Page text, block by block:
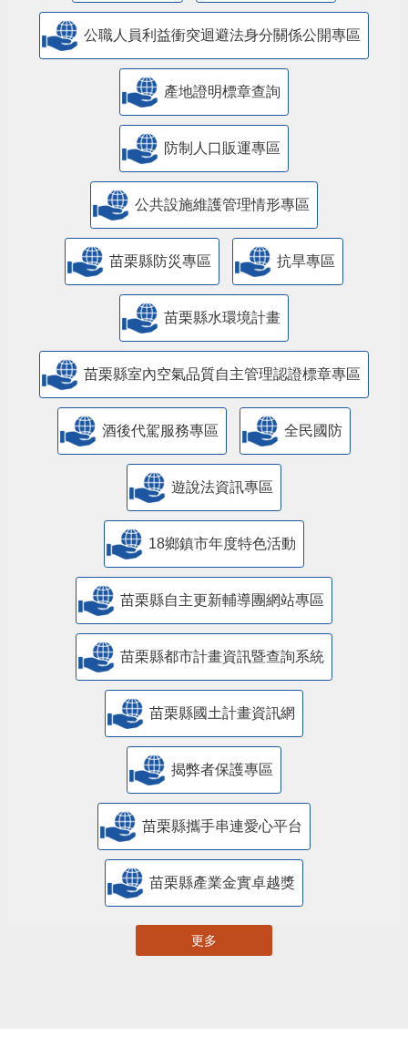
公職人員利益衝突迴避法身分關係公開專區
產地證明標章查詢
防制人口販運專區
​公共設施維護管理情形專區
苗栗縣防災專區 抗旱專區
苗栗縣水環境計畫
苗栗縣室內空氣品質自主管理認證標章專區
酒後代駕服務專區 全民國防
遊說法資訊專區
18鄉鎮市年度特色活動
苗栗縣自主更新輔導團網站專區
苗栗縣都市計畫資訊暨查詢系統
苗栗縣國土計畫資訊網
揭弊者保護專區
苗栗縣攜手串連愛心平台
苗栗縣產業金實卓越獎
更多